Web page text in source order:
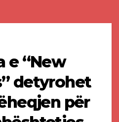
e “New
detyrohet
për